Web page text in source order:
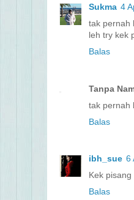
Sukma 4
tak pernah
leh try kek
Balas
Tanpa
tak pernah
Balas
ibh_sue 6
Kek
Balas